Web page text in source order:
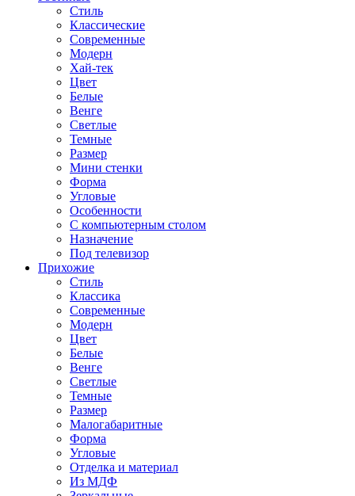
Стиль
Классические
Современные
Модерн
Хай-тек
Цвет
Белые
Венге
Светлые
Темные
Размер
Мини стенки
Форма
Угловые
Особенности
С компьютерным столом
Назначение
Под телевизор
Прихожие
Стиль
Классика
Современные
Модерн
Цвет
Белые
Венге
Светлые
Темные
Размер
Малогабаритные
Форма
Угловые
Отделка и материал
Из МДФ